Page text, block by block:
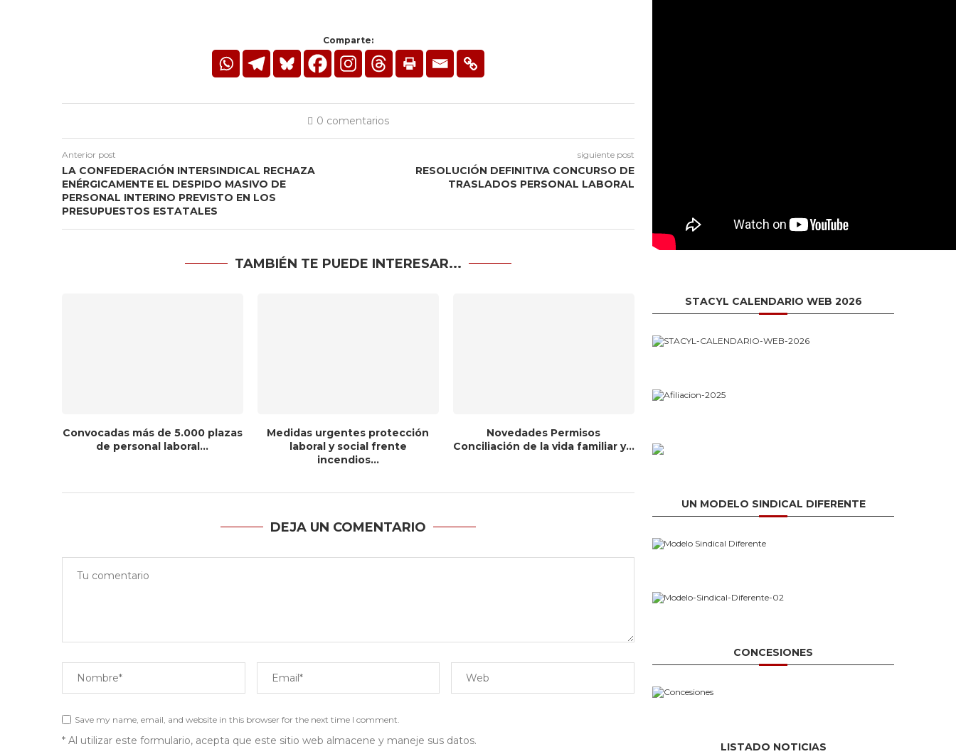
Comparte:
0 comentarios
Anterior post
LA CONFEDERACIÓN INTERSINDICAL RECHAZA
ENÉRGICAMENTE EL DESPIDO MASIVO DE
PERSONAL INTERINO PREVISTO EN LOS
PRESUPUESTOS ESTATALES
siguiente post
RESOLUCIÓN DEFINITIVA CONCURSO DE
TRASLADOS PERSONAL LABORAL
TAMBIÉN TE PUEDE INTERESAR...
Convocadas más de 5.000 plazas
de personal laboral...
Medidas urgentes protección
laboral y social frente
incendios...
Novedades Permisos
Conciliación de la vida familiar y...
DEJA UN COMENTARIO
Save my name, email, and website in this browser for the next time I comment.
* Al utilizar este formulario, acepta que este sitio web almacene y maneje sus datos.
STACYL CALENDARIO WEB 2026
UN MODELO SINDICAL DIFERENTE
CONCESIONES
LISTADO NOTICIAS